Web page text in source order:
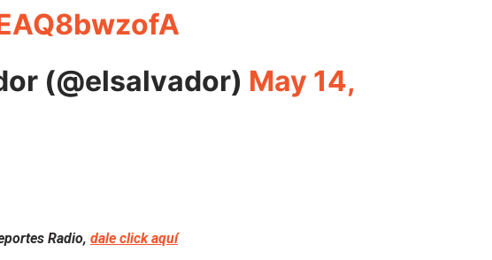
(@elsalvador) May 14,
Radio, dale click aquí